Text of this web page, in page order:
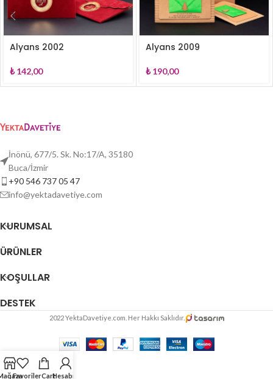
Alyans 2002
₺142,00
Alyans 2009
₺190,00
İnönü, 677/5. Sk. No:17/A, 35180
Buca/İzmir
+90 546 737 05 47
info@yektadavetiye.com
KURUMSAL
ÜRÜNLER
KOŞULLAR
DESTEK
2022 YektaDavetiye.com. Her Hakkı Saklıdır.
FavorilerCartHesabım